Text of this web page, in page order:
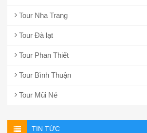
Tour Nha Trang
Tour Đà lạt
Tour Phan Thiết
Tour Bình Thuận
Tour Mũi Né
TIN TỨC